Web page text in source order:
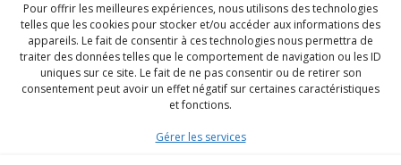
Pour offrir les meilleures expériences, nous utilisons des technologies
telles que les cookies pour stocker et/ou accéder aux informations des
appareils. Le fait de consentir à ces technologies nous permettra de
traiter des données telles que le comportement de navigation ou les ID
uniques sur ce site. Le fait de ne pas consentir ou de retirer son
consentement peut avoir un effet négatif sur certaines caractéristiques
et fonctions.
Gérer les services
Prendre un RDV
Division Sociale
Division handicap